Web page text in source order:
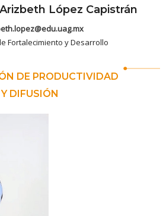
López Capistrán
Fortalecimiento y Desarrollo
DE PRODUCTIVIDAD
Y DIFUSIÓN